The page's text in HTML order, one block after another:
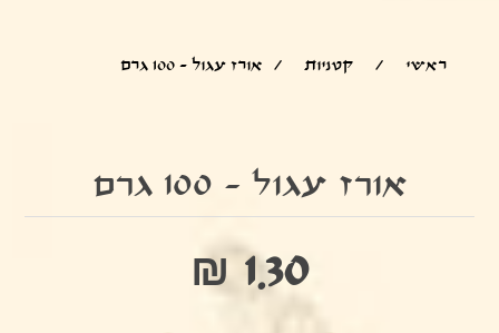
ראשי / קטניות / אורז עגול - 100 גרם
אורז עגול - 100 גרם
₪ 1.30